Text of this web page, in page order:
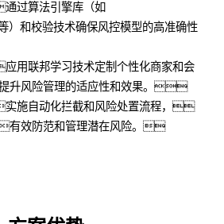
过算法引擎库（如
和校验技术确保风控模型的高准确性
用联邦学习技术定制个性化商家和会
风险管理的适应性和效果。
施自动化拦截和风险处置流程，
有效防范和管理潜在风险。